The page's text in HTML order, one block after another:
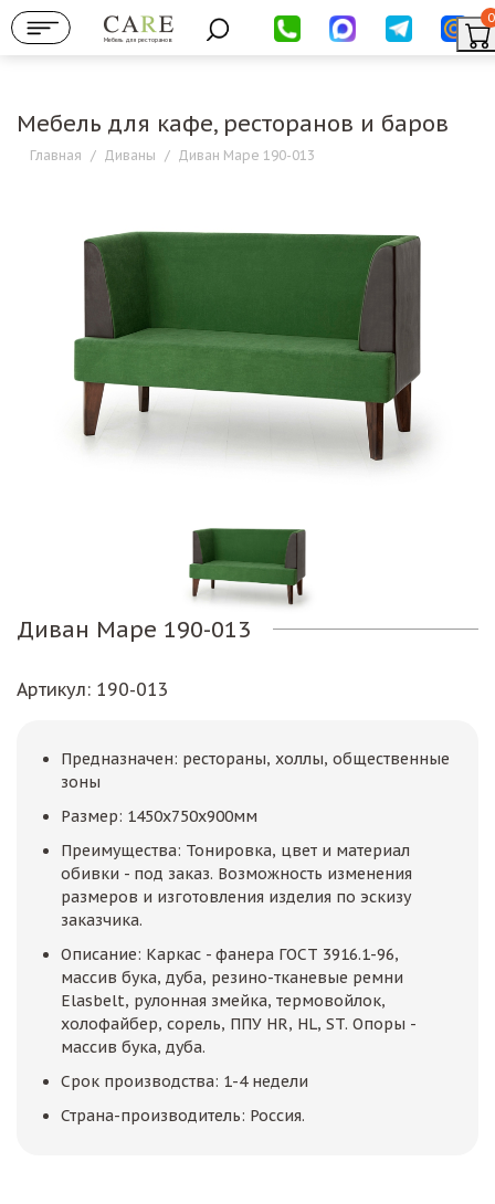
Мебель для ресторанов
0
Мебель для кафе, ресторанов и баров
Главная / Диваны / Диван Маре 190-013
Диван Маре 190-013
Артикул: 190-013
Предназначен: рестораны, холлы, общественные
зоны
Размер: 1450х750х900мм
Преимущества: Тонировка, цвет и материал
обивки - под заказ. Возможность изменения
размеров и изготовления изделия по эскизу
заказчика.
Описание: Каркас - фанера ГОСТ 3916.1-96,
массив бука, дуба, резино-тканевые ремни
Elasbelt, рулонная змейка, термовойлок,
холофайбер, сорель, ППУ HR, HL, ST. Опоры -
массив бука, дуба.
Срок производства: 1-4 недели
Страна-производитель: Россия.